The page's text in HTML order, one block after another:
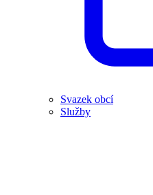
Svazek obcí
Služby